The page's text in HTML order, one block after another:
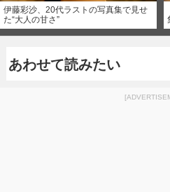
伊藤彩沙、20代ラストの写真集で見せ
た“大人の甘さ”
あわせて読みたい